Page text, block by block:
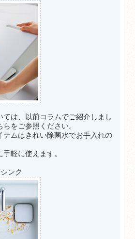
ては、以前コラムでご紹介しまし
をご参照ください。
テムはきれい除菌水でお手入れの
軽に使えます。
ンク